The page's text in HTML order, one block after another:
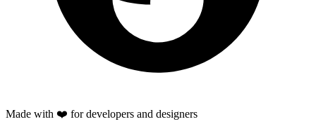
Made with ❤️ for developers and designers